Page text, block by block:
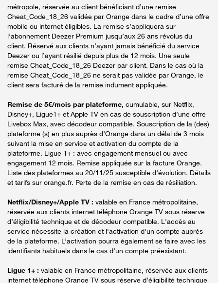
métropole, réservée au client bénéficiant d’une remise
Cheat_Code_18_26 validée par Orange dans le cadre d’une offre
mobile ou internet éligibles. La remise s’appliquera sur
l’abonnement Deezer Premium jusqu’aux 26 ans révolus du
client. Réservé aux clients n’ayant jamais bénéficié du service
Deezer ou l’ayant résilié depuis plus de 12 mois. Une seule
remise Cheat_Code_18_26 Deezer par client. Dans le cas où la
remise Cheat_Code_18_26 ne serait pas validée par Orange, le
client sera facturé de la remise indument appliquée.
Remise de 5€/mois par plateforme, cumulable, sur Netflix,
Disney+, Ligue1+ et Apple TV en cas de souscription d’une offre
Livebox Max, avec décodeur compatible. Souscription de la (des)
plateforme (s) en plus auprès d’Orange dans un délai de 3 mois
suivant la mise en service et activation du compte de la
plateforme. Ligue 1+ : avec engagement mensuel ou avec
engagement 12 mois. Remise appliquée sur la facture Orange.
Liste des plateformes au 20/11/25 susceptible d’évolution. Détails
et tarifs sur orange.fr. Perte de la remise en cas de résiliation.
Netflix/Disney+/Apple TV : valable en France métropolitaine,
réservée aux clients internet téléphone Orange TV sous réserve
d’éligibilité technique et de décodeur compatible. L'accès au
service nécessite la création et l'activation d'un compte auprès
de la plateforme. L’activation pourra également se faire avec les
identifiants habituels dans le cas d’un compte préexistant.
Ligue 1+ : valable en France métropolitaine, réservée aux clients
internet téléphone Orange TV sous réserve d’éligibilité technique